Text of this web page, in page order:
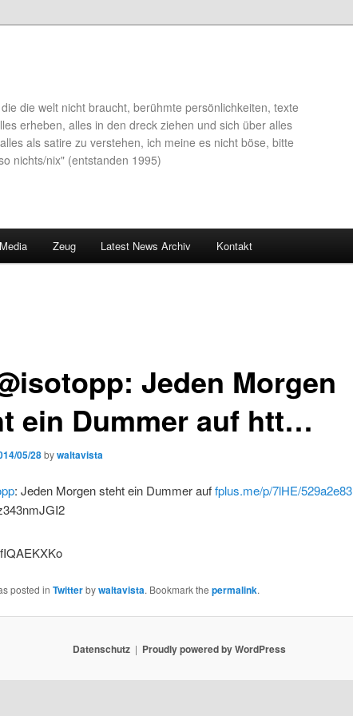
die welt nicht braucht, berühmte persönlichkeiten, texte
erheben, alles in den dreck ziehen und sich über alles
als satire zu verstehen, ich meine es nicht böse, bitte
nichts/nix" (entstanden 1995)
Zeug Latest News Archiv Kontakt
Jeden Morgen
ein Dummer auf htt…
05/28bywaltavista
: Jeden Morgen steht ein Dummer auffplus.me/p/7lHE/529a2e83
posted in Twitterbywaltavista. Bookmark the permalink.
Datenschutz Proudly powered by WordPress